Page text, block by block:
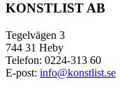
KONSTLIST AB
Tegelvägen 3
744 31 Heby
Telefon: 0224-313 60
E-post: info@konstlist.se